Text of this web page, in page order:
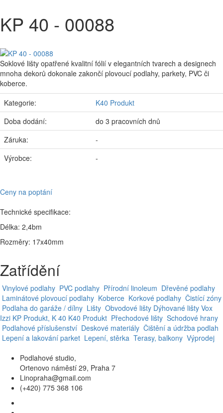
KP 40 - 00088
Soklové lišty opatřené kvalitní fólií v elegantních tvarech a designech
mnoha dekorů dokonale zakončí plovoucí podlahy, parkety, PVC či
koberce.
Kategorie:
K40 Produkt
Doba dodání:
do 3 pracovních dnů
Záruka:
-
Výrobce:
-
Ceny na poptání
Technické specifikace:
Délka: 2,4bm
Rozměry: 17x40mm
Zatřídění
Vinylové podlahy PVC podlahy Přírodní linoleum Dřevěné podlahy
Laminátové plovoucí podlahy Koberce Korkové podlahy Čistící zóny
Podlaha do garáže / dílny Lišty Obvodové lišty Dýhované lišty Vox
Izzi KP Produkt, K 40 K40 Produkt Přechodové lišty Schodové hrany
Podlahové příslušenství Deskové materiály Čištění a údržba podlah
Lepení a lakování parket Lepení, stěrka Terasy, balkony Výprodej
Podlahové studio,
Ortenovo náměstí 29, Praha 7
Linopraha@gmail.com
(+420) 775 368 106